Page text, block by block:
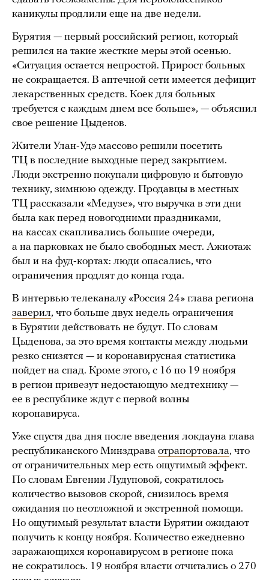
каникулы продлили еще на две недели.
Бурятия — первый российский регион, который
решился на такие жесткие меры этой осенью.
«Ситуация остается непростой. Прирост больных
не сокращается. В аптечной сети имеется дефицит
лекарственных средств. Коек для больных
требуется с каждым днем все больше», — объяснил
свое решение Цыденов.
Жители Улан-Удэ массово решили посетить
ТЦ в последние выходные перед закрытием.
Люди экстренно покупали цифровую и бытовую
технику, зимнюю одежду. Продавцы в местных
ТЦ рассказали «Медузе», что выручка в эти дни
была как перед новогодними праздниками,
на кассах скапливались большие очереди,
а на парковках не было свободных мест. Ажиотаж
был и на фуд-кортах: люди опасались, что
ограничения продлят до конца года.
В интервью телеканалу «Россия 24» глава региона
заверил, что больше двух недель ограничения
в Бурятии действовать не будут. По словам
Цыденова, за это время контакты между людьми
резко снизятся — и коронавирусная статистика
пойдет на спад. Кроме этого, с 16 по 19 ноября
в регион привезут недостающую медтехнику —
ее в республике ждут с первой волны
коронавируса.
Уже спустя два дня после введения локдауна глава
республиканского Минздрава отрапортовала, что
от ограничительных мер есть ощутимый эффект.
По словам Евгении Лудуповой, сократилось
количество вызовов скорой, снизилось время
ожидания по неотложной и экстренной помощи.
Но ощутимый результат власти Бурятии ожидают
получить к концу ноября. Количество ежедневно
заражающихся коронавирусом в регионе пока
не сократилось. 19 ноября власти отчитались о 270